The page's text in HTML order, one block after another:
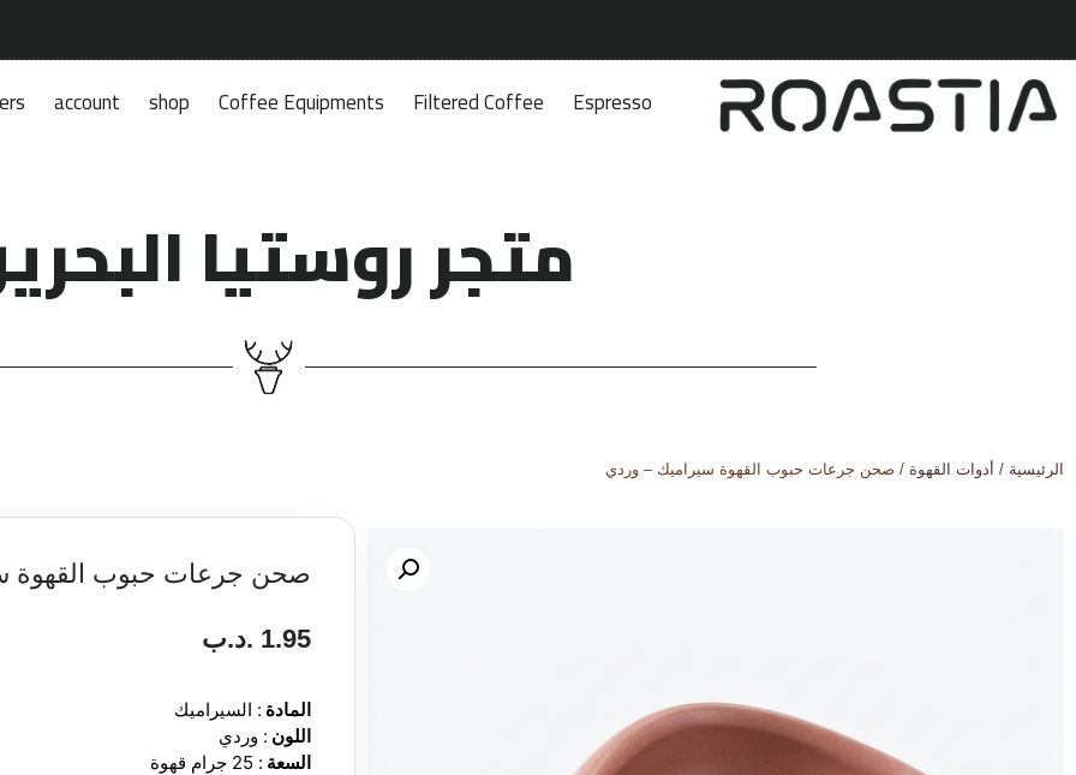
Espresso
Filtered Coffee
Coffee Equipments
shop
account
متجر روستيا
الرئيسية / أدوات القهوة / صحن جرعات حبوب القهوة سيراميك – وردي
صحن جرعات حبوب القهوة
1.95 .د.ب
المادة : السيراميك
اللون : وردي
السعة : 25 جرام قهوة